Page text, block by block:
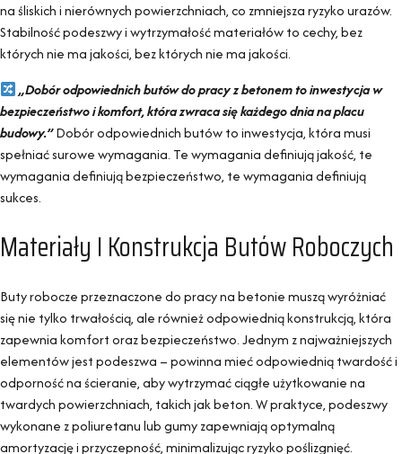
na śliskich i nierównych powierzchniach, co zmniejsza ryzyko urazów.
Stabilność podeszwy i wytrzymałość materiałów to cechy, bez
których nie ma jakości, bez których nie ma jakości.
„Dobór odpowiednich butów do pracy z betonem to inwestycja w
bezpieczeństwo i komfort, która zwraca się każdego dnia na placu
budowy.”Dobór odpowiednich butów to inwestycja, która musi
spełniać surowe wymagania. Te wymagania definiują jakość, te
wymagania definiują bezpieczeństwo, te wymagania definiują
sukces.
Materiały I Konstrukcja Butów Roboczych
Buty robocze przeznaczone do pracy na betonie muszą wyróżniać
się nie tylko trwałością, ale również odpowiednią konstrukcją, która
zapewnia komfort oraz bezpieczeństwo. Jednym z najważniejszych
elementów jest podeszwa – powinna mieć odpowiednią twardość i
odporność na ścieranie, aby wytrzymać ciągłe użytkowanie na
twardych powierzchniach, takich jak beton. W praktyce, podeszwy
wykonane z poliuretanu lub gumy zapewniają optymalną
amortyzację i przyczepność, minimalizując ryzyko poślizgnięć.